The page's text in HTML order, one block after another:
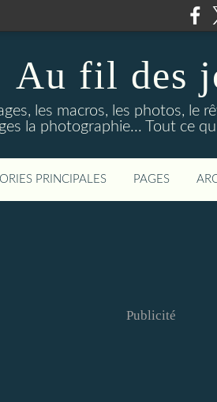
Au fil des
les macros, les photos, le
la photographie... Tout ce
PRINCIPALES PAGES
Publicité